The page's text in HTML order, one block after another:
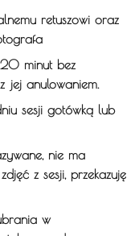
retuszowi oraz
20 minut bez
jej anulowaniem.
sesji gotówką lub
nie ma
z sesji, przekazuję
w